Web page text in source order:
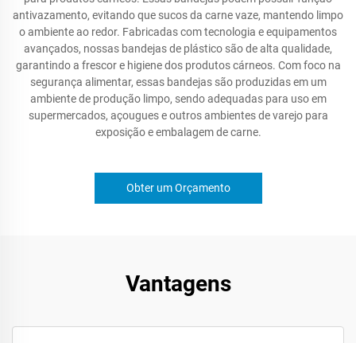
antivazamento, evitando que sucos da carne vaze, mantendo limpo
o ambiente ao redor. Fabricadas com tecnologia e equipamentos
avançados, nossas bandejas de plástico são de alta qualidade,
garantindo a frescor e higiene dos produtos cárneos. Com foco na
segurança alimentar, essas bandejas são produzidas em um
ambiente de produção limpo, sendo adequadas para uso em
supermercados, açougues e outros ambientes de varejo para
exposição e embalagem de carne.
Obter um Orçamento
Vantagens